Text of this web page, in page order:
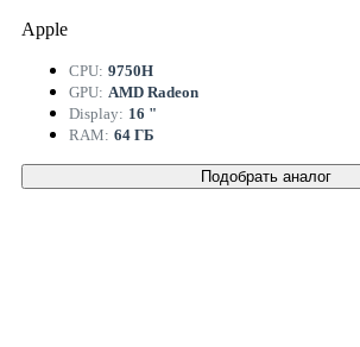
Apple
CPU: 9750H
GPU: AMD Radeon
Display: 16 "
RAM: 64 ГБ
Подобрать аналог